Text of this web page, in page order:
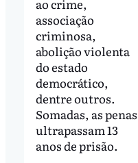
ao crime,
associação
criminosa,
abolição violenta
do estado
democrático,
dentre outros.
Somadas, as penas
ultrapassam 13
anos de prisão.